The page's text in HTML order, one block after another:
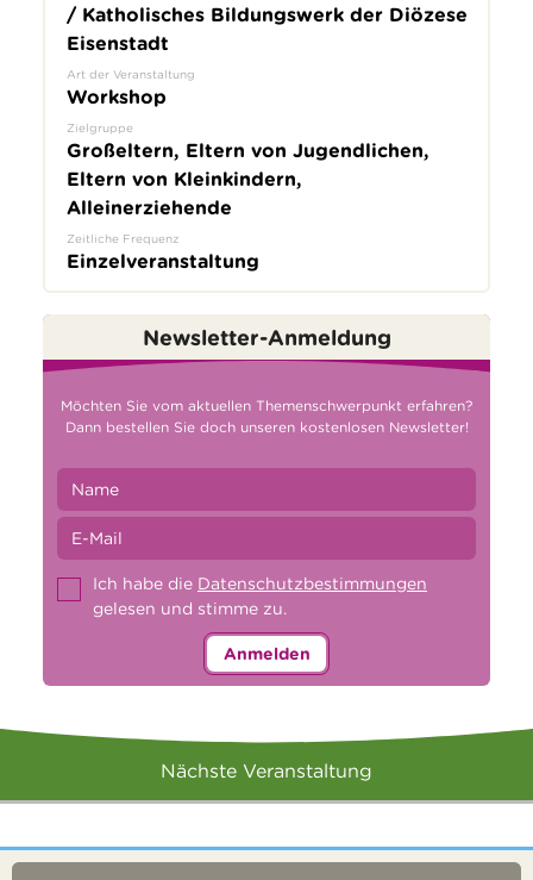
/ Katholisches Bildungswerk der Diözese
Eisenstadt
Art der Veranstaltung
Workshop
Zielgruppe
Großeltern, Eltern von Jugendlichen,
Eltern von Kleinkindern,
Alleinerziehende
Zeitliche Frequenz
Einzelveranstaltung
Newsletter-Anmeldung
Möchten Sie vom aktuellen Themenschwerpunkt erfahren?
Dann bestellen Sie doch unseren kostenlosen Newsletter!
Ich habe die Datenschutzbestimmungen
gelesen und stimme zu.
Anmelden
Nächste Veranstaltung